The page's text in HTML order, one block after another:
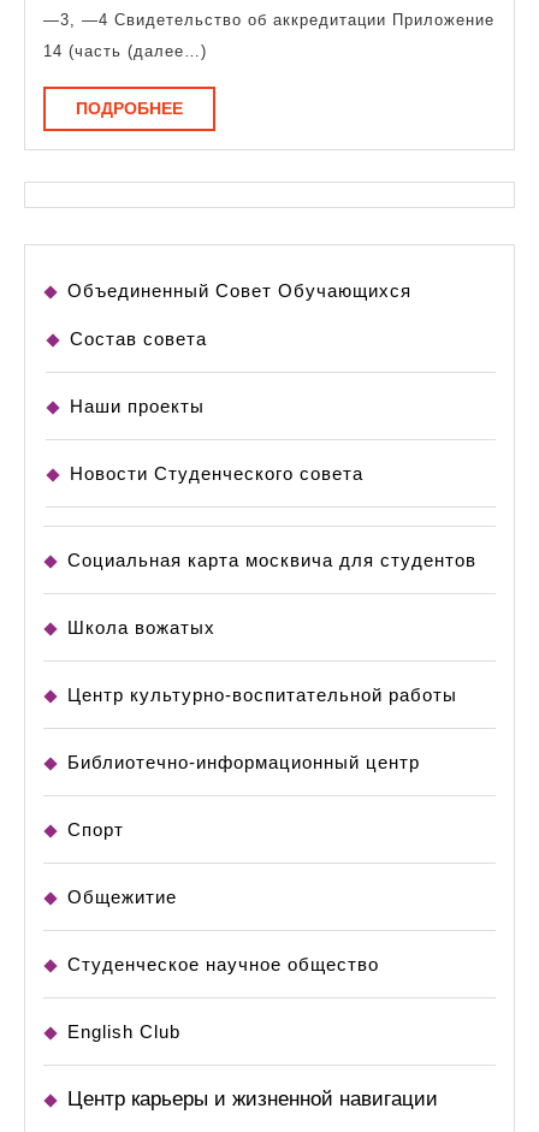
—3, —4 Свидетельство об аккредитации Приложение
14 (часть (далее…)
ПОДРОБНЕЕПОДРОБНЕЕ
Объединенный Совет Обучающихся
Состав совета
Наши проекты
Новости Студенческого совета
Социальная карта москвича для студентов
Школа вожатых
Центр культурно-воспитательной работы
Библиотечно-информационный центр
Спорт
Общежитие
Студенческое научное общество
English Club
Центр карьеры и жизненной навигации